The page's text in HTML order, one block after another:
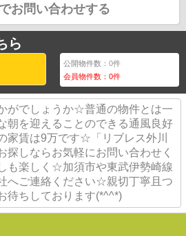
お問い合わせする
ら
公開物件数：0件
会員物件数：0件
がでしょうか☆普通の物件とは一
朝を迎えることのできる通風良好
家賃は9万です☆「リブレス外川
探しならお気軽にお問い合わせく
も楽しく☆加須市や東武伊勢崎線
へご連絡ください☆親切丁寧且つ
待ちしております(*^^*)